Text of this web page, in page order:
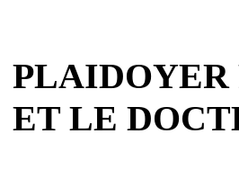
PLAIDOYER
ET LE